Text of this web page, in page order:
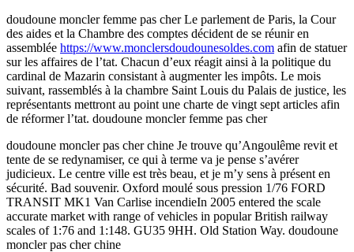
doudoune moncler femme pas cher Le parlement de Paris, la Cour
des aides et la Chambre des comptes décident de se réunir en
assemblée https://www.monclersdoudounesoldes.com afin de statuer
sur les affaires de l’tat. Chacun d’eux réagit ainsi à la politique du
cardinal de Mazarin consistant à augmenter les impôts. Le mois
suivant, rassemblés à la chambre Saint Louis du Palais de justice, les
représentants mettront au point une charte de vingt sept articles afin
de réformer l’tat. doudoune moncler femme pas cher
doudoune moncler pas cher chine Je trouve qu’Angoulême revit et
tente de se redynamiser, ce qui à terme va je pense s’avérer
judicieux. Le centre ville est très beau, et je m’y sens à présent en
sécurité. Bad souvenir. Oxford moulé sous pression 1/76 FORD
TRANSIT MK1 Van Carlise incendieIn 2005 entered the scale
accurate market with range of vehicles in popular British railway
scales of 1:76 and 1:148. GU35 9HH. Old Station Way. doudoune
moncler pas cher chine